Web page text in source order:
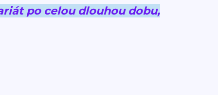
po celou dlouhou dobu,